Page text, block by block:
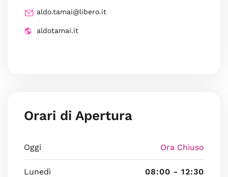
aldo.tamai@libero.it
aldotamai.it
Orari di Apertura
Oggi Ora Chiuso
Lunedì
08:00 - 12:30